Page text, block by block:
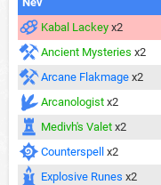
Kabal Lackey x2
Ancient Mysteries x2
Arcane Flakmage x2
Arcanologist x2
Medivh's Valet x2
Counterspell x2
Explosive Runes x2